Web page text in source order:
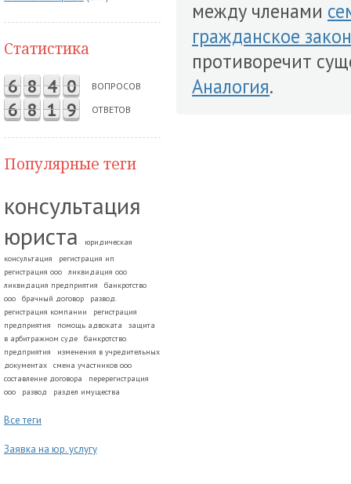
Статистика
6 8 4 0 ВОПРОСОВ
6 8 1 9 ОТВЕТОВ
Популярные теги
консультация
юриста
юридическая
консультация
регистрация ип
регистрация ооо
ликвидация ооо
ликвидация предприятия
банкротство
ооо
брачный договор
развод.
регистрация компании
регистрация
предприятия
помощь адвоката
защита
в арбитражном суде
банкротство
предприятия
изменения в учредительных
документах
смена участников ооо
составление договора
перерегистрация
ооо
развод раздел имущества
Все теги
Заявка на юр. услугу
между членами
гражданское
противоречит
Аналогия.